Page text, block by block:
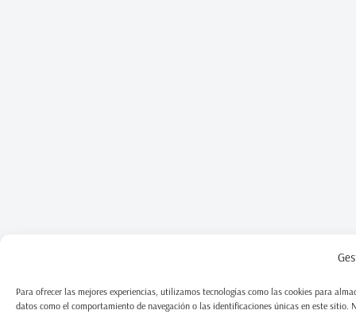
Para ofrecer las mejores experiencias, utilizamos tecnologías como las cookies para
datos como el comportamiento de navegación o las identificaciones únicas en este